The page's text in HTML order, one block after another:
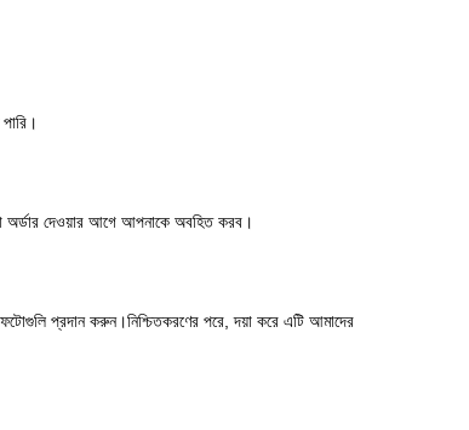
অর্ডার দেওয়ার আগে আপনাকে অবহিত করব।
প্রদান করুন।নিশ্চিতকরণের পরে, দয়া করে এটি আমাদের